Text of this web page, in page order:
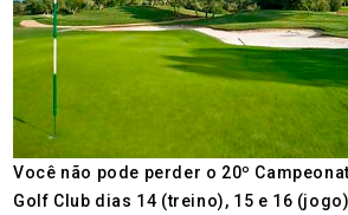
Você não pode perder o 20º
Golf Club dias 14 (treino), 15 e 16